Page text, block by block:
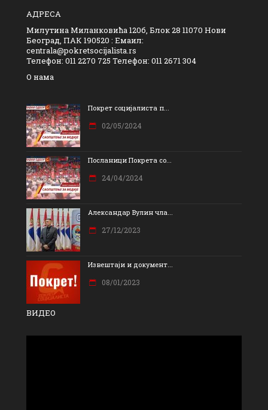
АДРЕСА
Милутина Миланковића 120б, Блок 28 11070 Нови
Београд, ПАК 190520 : Емаил:
centrala@pokretsocijalista.rs
Телефон: 011 2270 725 Телефон: 011 2671 304
О нама
Покрет социјалиста п...
02/05/2024
Посланици Покрета со...
24/04/2024
Александар Вулин чла...
27/12/2023
Извештаји и документ...
08/01/2023
ВИДЕО